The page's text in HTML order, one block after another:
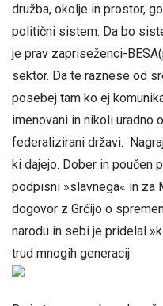
družba, okolje in prostor,
politični sistem. Da bo
je prav zapriseženci-
sektor. Da te raznese od
posebej tam ko ej
imenovani in nikoli uradno
federalizirani državi.
ki dajejo. Dober in poučen
podpisni »slavnega« in za
dogovor z Grčijo o
narodu in sebi je pridelal
trud mnogih generacij